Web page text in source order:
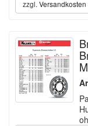
zzgl. Versandkosten